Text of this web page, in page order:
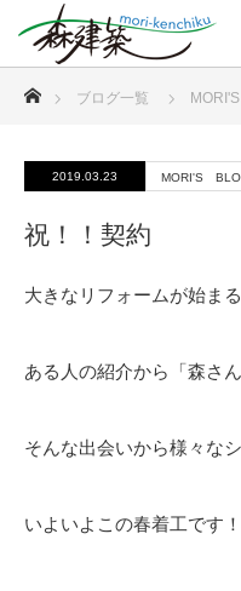
ブログ一覧
2019.03.23 MORI'S
祝！！契約
大きなリフォームが始まる
ある人の紹介から「森さ
そんな出会いから様々な
いよいよこの春着工です！